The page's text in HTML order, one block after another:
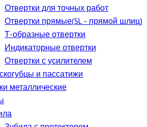
Отвертки для точных работ
Отвертки прямые(SL - прямой шлиц)
Т-образные отвертки
Индикаторные отвертки
Отвертки с усилителем
и пассатижи
металлические